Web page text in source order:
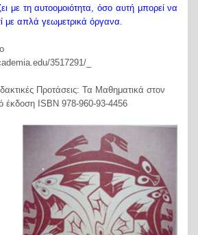
με τη αυτοομοιότητα, όσο αυτή μπορεί να
με απλά γεωμετρικά όργανα.
3517291/_
Προτάσεις: Τα Μαθηματικά στον
έκδοση ISBN 978-960-93-4456